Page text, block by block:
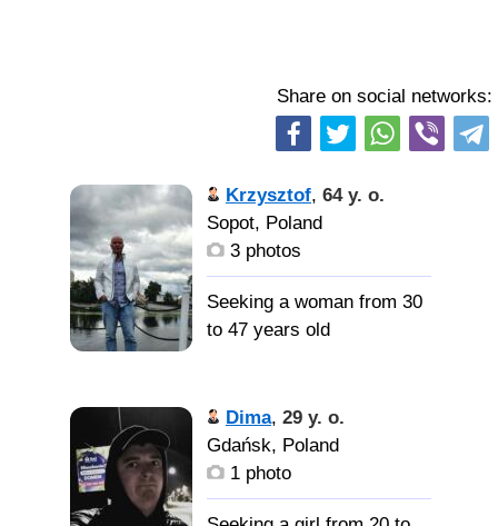
Share on social networks:
Krzysztof, 64 y. o.
Sopot, Poland
3 photos
Seeking a woman from 30
to 47 years old
Ищу женщину из России.
Только в России живут
такие замечательные
замечательный... и очень
Dima, 29 y. o.
Gdańsk, Poland
1 photo